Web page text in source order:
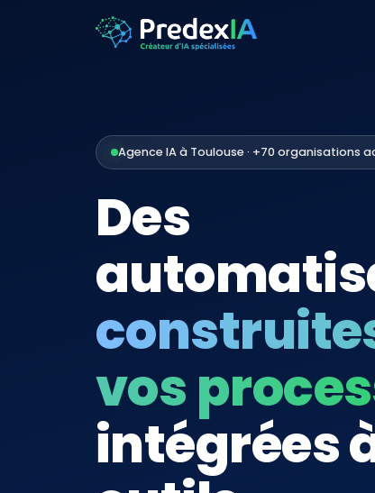
Agence IA à Toulouse · +70 organisations
Des
vos
intégrées